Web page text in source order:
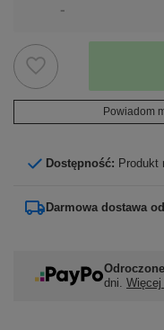
-
Powiadom
Dostępność: Produkt
Darmowa dostawa
dni.